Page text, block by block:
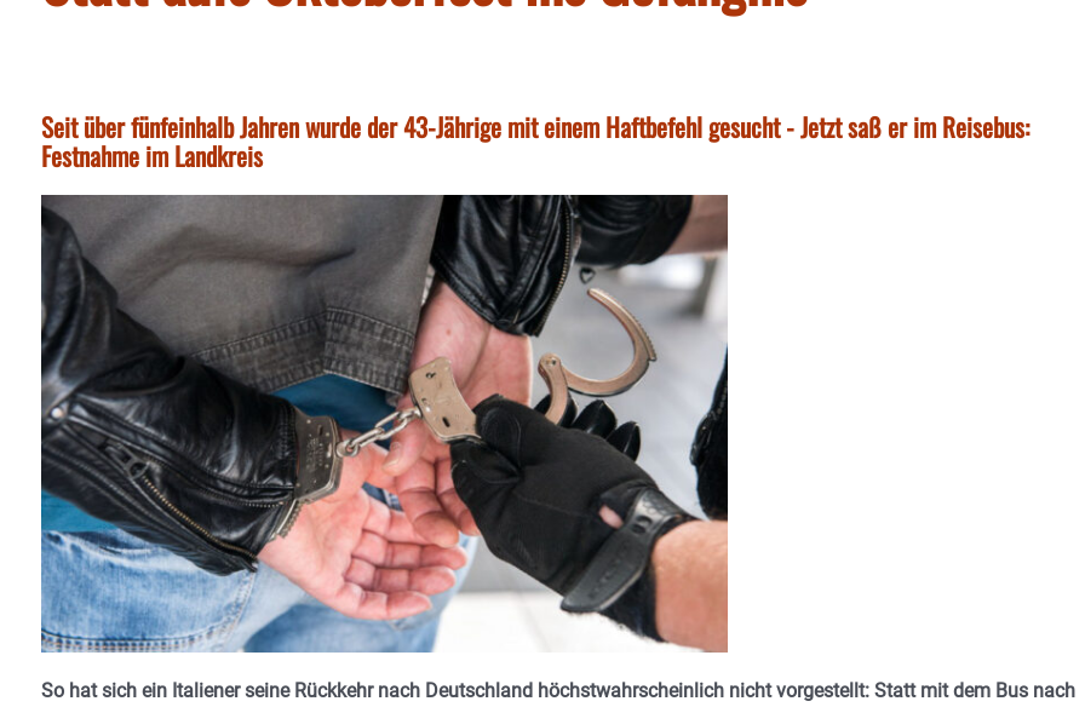
Seit über fünfeinhalb Jahren wurde der 43-Jährige mit einem Haftbefehl gesucht - Jetzt saß er im Reisebus:
Festnahme im Landkreis
So hat sich ein Italiener seine Rückkehr nach Deutschland höchstwahrscheinlich nicht vorgestellt: Statt mit dem Bus nach